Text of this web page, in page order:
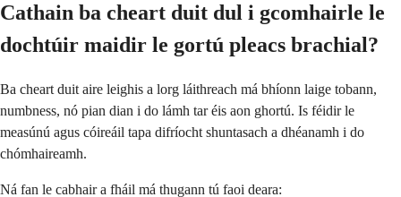
Cathain ba cheart duit dul i gcomhairle le
dochtúir maidir le gortú pleacs brachial?
Ba cheart duit aire leighis a lorg láithreach má bhíonn laige tobann,
numbness, nó pian dian i do lámh tar éis aon ghortú. Is féidir le
measúnú agus cóireáil tapa difríocht shuntasach a dhéanamh i do
chómhaireamh.
Ná fan le cabhair a fháil má thugann tú faoi deara: